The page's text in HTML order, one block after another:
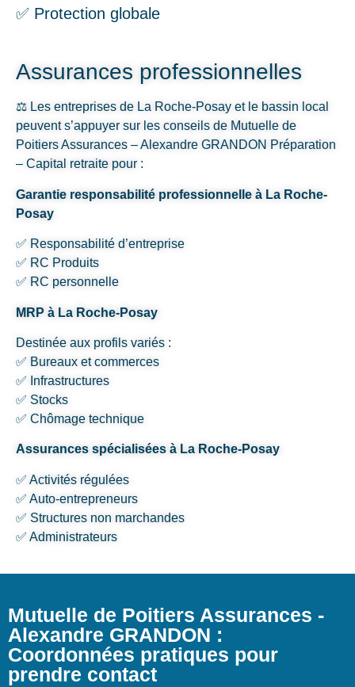
✅ Protection globale
Assurances professionnelles
⚖️ Les entreprises de La Roche-Posay et le bassin local
peuvent s’appuyer sur les conseils de Mutuelle de
Poitiers Assurances – Alexandre GRANDON Préparation
– Capital retraite pour :
Garantie responsabilité professionnelle à La Roche-
Posay
✅ Responsabilité d’entreprise
✅ RC Produits
✅ RC personnelle
MRP à La Roche-Posay
Destinée aux profils variés :
✅ Bureaux et commerces
✅ Infrastructures
✅ Stocks
✅ Chômage technique
Assurances spécialisées à La Roche-Posay
✅ Activités régulées
✅ Auto-entrepreneurs
✅ Structures non marchandes
✅ Administrateurs
Mutuelle de Poitiers Assurances -
Alexandre GRANDON :
Coordonnées pratiques pour
prendre contact